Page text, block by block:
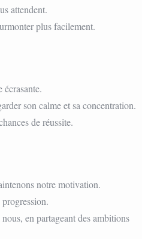
attendent.
plus facilement.
son calme et sa concentration.
de réussite.
notre motivation.
en partageant des ambitions